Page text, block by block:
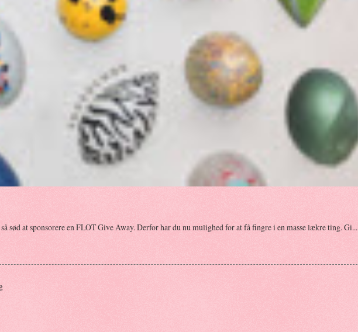
sød at sponsorere en FLOT Give Away. Derfor har du nu mulighed for at få fingre i en masse lækre ting. Gi...